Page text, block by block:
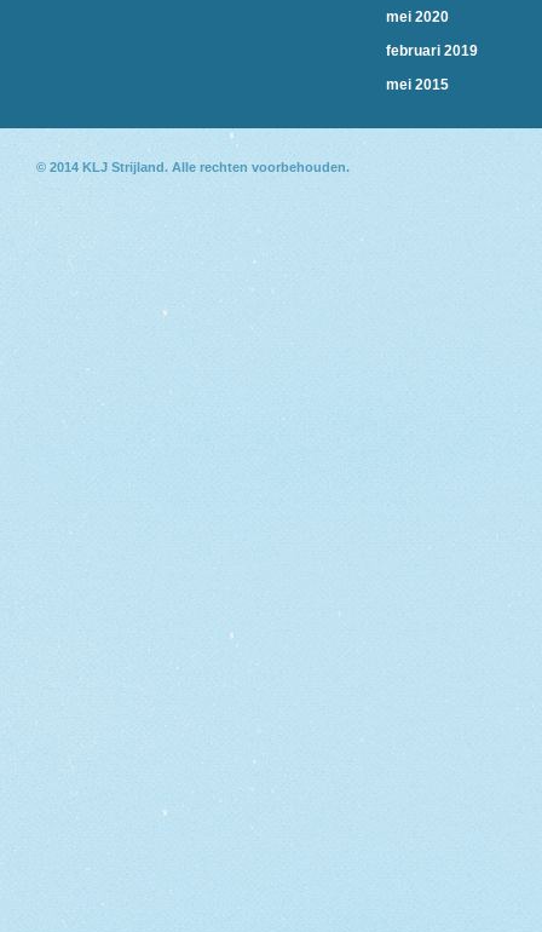
mei 2020
februari 2019
mei 2015
© 2014 KLJ Strijland. Alle rechten voorbehouden.